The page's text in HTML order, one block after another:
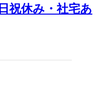
祝休み・社宅あ